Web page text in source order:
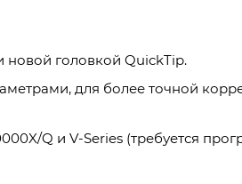
новой головкой QuickTip.
для более точной
Q и V-Series (требуется